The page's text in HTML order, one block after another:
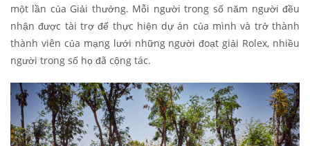
một lần của Giải thưởng. Mỗi người trong số năm người đều
nhận được tài trợ để thực hiện dự án của mình và trở thành
thành viên của mạng lưới những người đoạt giải Rolex, nhiều
người trong số họ đã cộng tác.